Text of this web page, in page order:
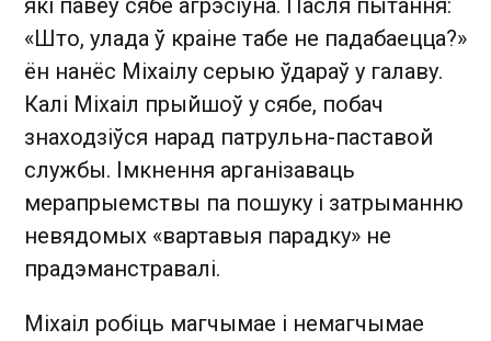
«Што, улада ў краіне табе не падабаецца?»
ён нанёс Міхаілу серыю ўдараў у галаву.
Калі Міхаіл прыйшоў у сябе, побач
знаходзіўся нарад патрульна-паставой
службы. Імкнення арганізаваць
мерапрыемствы па пошуку і затрыманню
невядомых «вартавыя парадку» не
прадэманстравалі.
Міхаіл робіць магчымае і немагчымае